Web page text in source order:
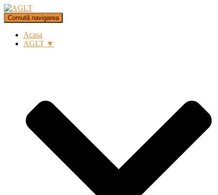
Comută navigarea
Acasa
AGLT ▼